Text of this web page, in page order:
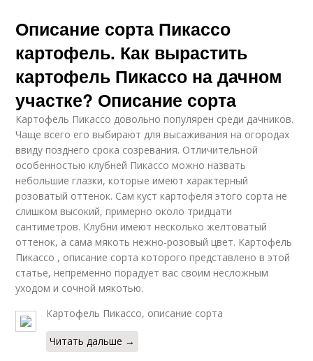
Описание сорта Пикассо
картофель. Как вырастить
картофель Пикассо на дачном
участке? Описание сорта
Картофель Пикассо довольно популярен среди дачников.
Чаще всего его выбирают для высаживания на огородах
ввиду позднего срока созревания. Отличительной
особенностью клубней Пикассо можно назвать
небольшие глазки, которые имеют характерный
розоватый оттенок. Сам куст картофеля этого сорта не
слишком высокий, примерно около тридцати
сантиметров. Клубни имеют несколько желтоватый
оттенок, а сама мякоть нежно-розовый цвет. Картофель
Пикассо , описание сорта которого представлено в этой
статье, непременно порадует вас своим несложным
уходом и сочной мякотью.
Картофель Пикассо, описание сорта
Читать дальше →